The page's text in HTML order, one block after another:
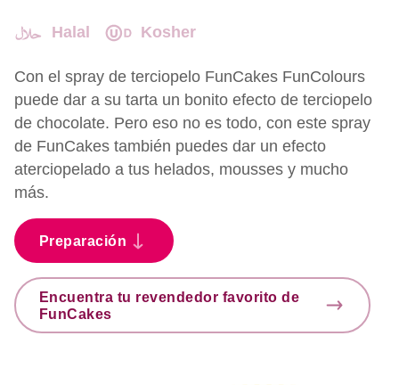
Halal Kosher
Con el spray de terciopelo FunCakes FunColours
puede dar a su tarta un bonito efecto de terciopelo
de chocolate. Pero eso no es todo, con este spray
de FunCakes también puedes dar un efecto
aterciopelado a tus helados, mousses y mucho
más.
Preparación
Encuentra tu revendedor favorito de
FunCakes